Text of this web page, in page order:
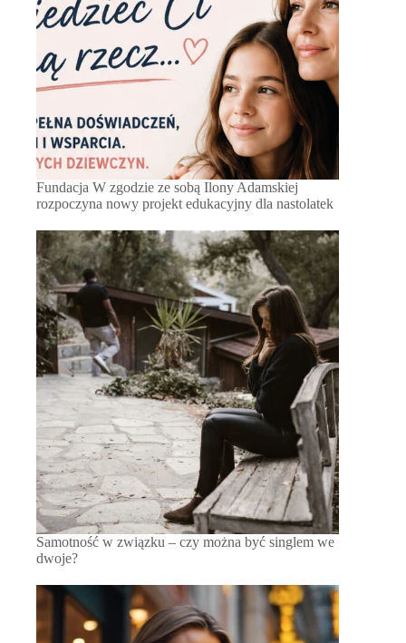
Fundacja W zgodzie ze sobą Ilony Adamskiej
rozpoczyna nowy projekt edukacyjny dla nastolatek
Samotność w związku – czy można być singlem we
dwoje?